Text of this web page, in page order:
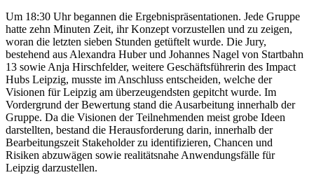
Um 18:30 Uhr begannen die Ergebnispräsentationen. Jede Gruppe
hatte zehn Minuten Zeit, ihr Konzept vorzustellen und zu zeigen,
woran die letzten sieben Stunden getüftelt wurde. Die Jury,
bestehend aus Alexandra Huber und Johannes Nagel von Startbahn
13 sowie Anja Hirschfelder, weitere Geschäftsführerin des Impact
Hubs Leipzig, musste im Anschluss entscheiden, welche der
Visionen für Leipzig am überzeugendsten gepitcht wurde. Im
Vordergrund der Bewertung stand die Ausarbeitung innerhalb der
Gruppe. Da die Visionen der Teilnehmenden meist grobe Ideen
darstellten, bestand die Herausforderung darin, innerhalb der
Bearbeitungszeit Stakeholder zu identifizieren, Chancen und
Risiken abzuwägen sowie realitätsnahe Anwendungsfälle für
Leipzig darzustellen.